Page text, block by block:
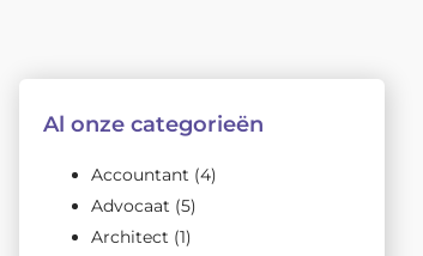
Al onze categorieën
Accountant (4)
Advocaat (5)
Architect (1)